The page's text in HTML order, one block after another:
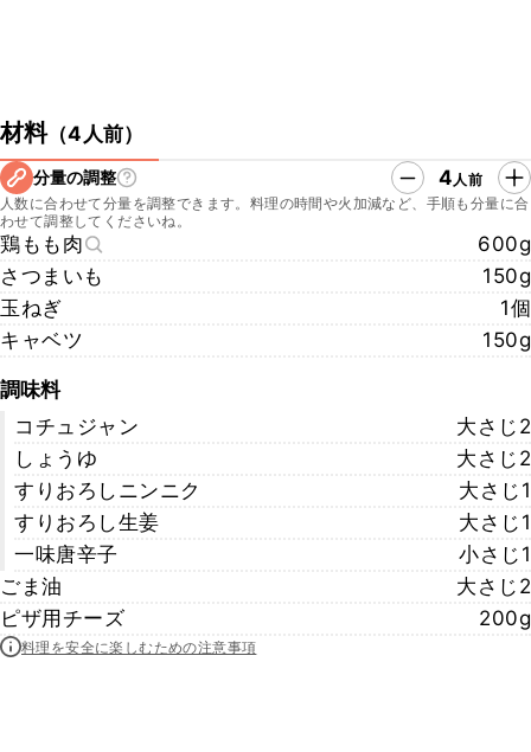
材料（4人前）
分量の調整 4人前
人数に合わせて分量を調整できます。料理の時間や火加減など、手順も分量に合
わせて調整してくださいね。
鶏もも肉
600g
さつまいも
150g
玉ねぎ
1個
キャベツ
150g
調味料
コチュジャン
大さじ2
しょうゆ
大さじ2
すりおろしニンニク
大さじ1
すりおろし生姜
大さじ1
一味唐辛子
小さじ1
ごま油
大さじ2
ピザ用チーズ
200g
料理を安全に楽しむための注意事項